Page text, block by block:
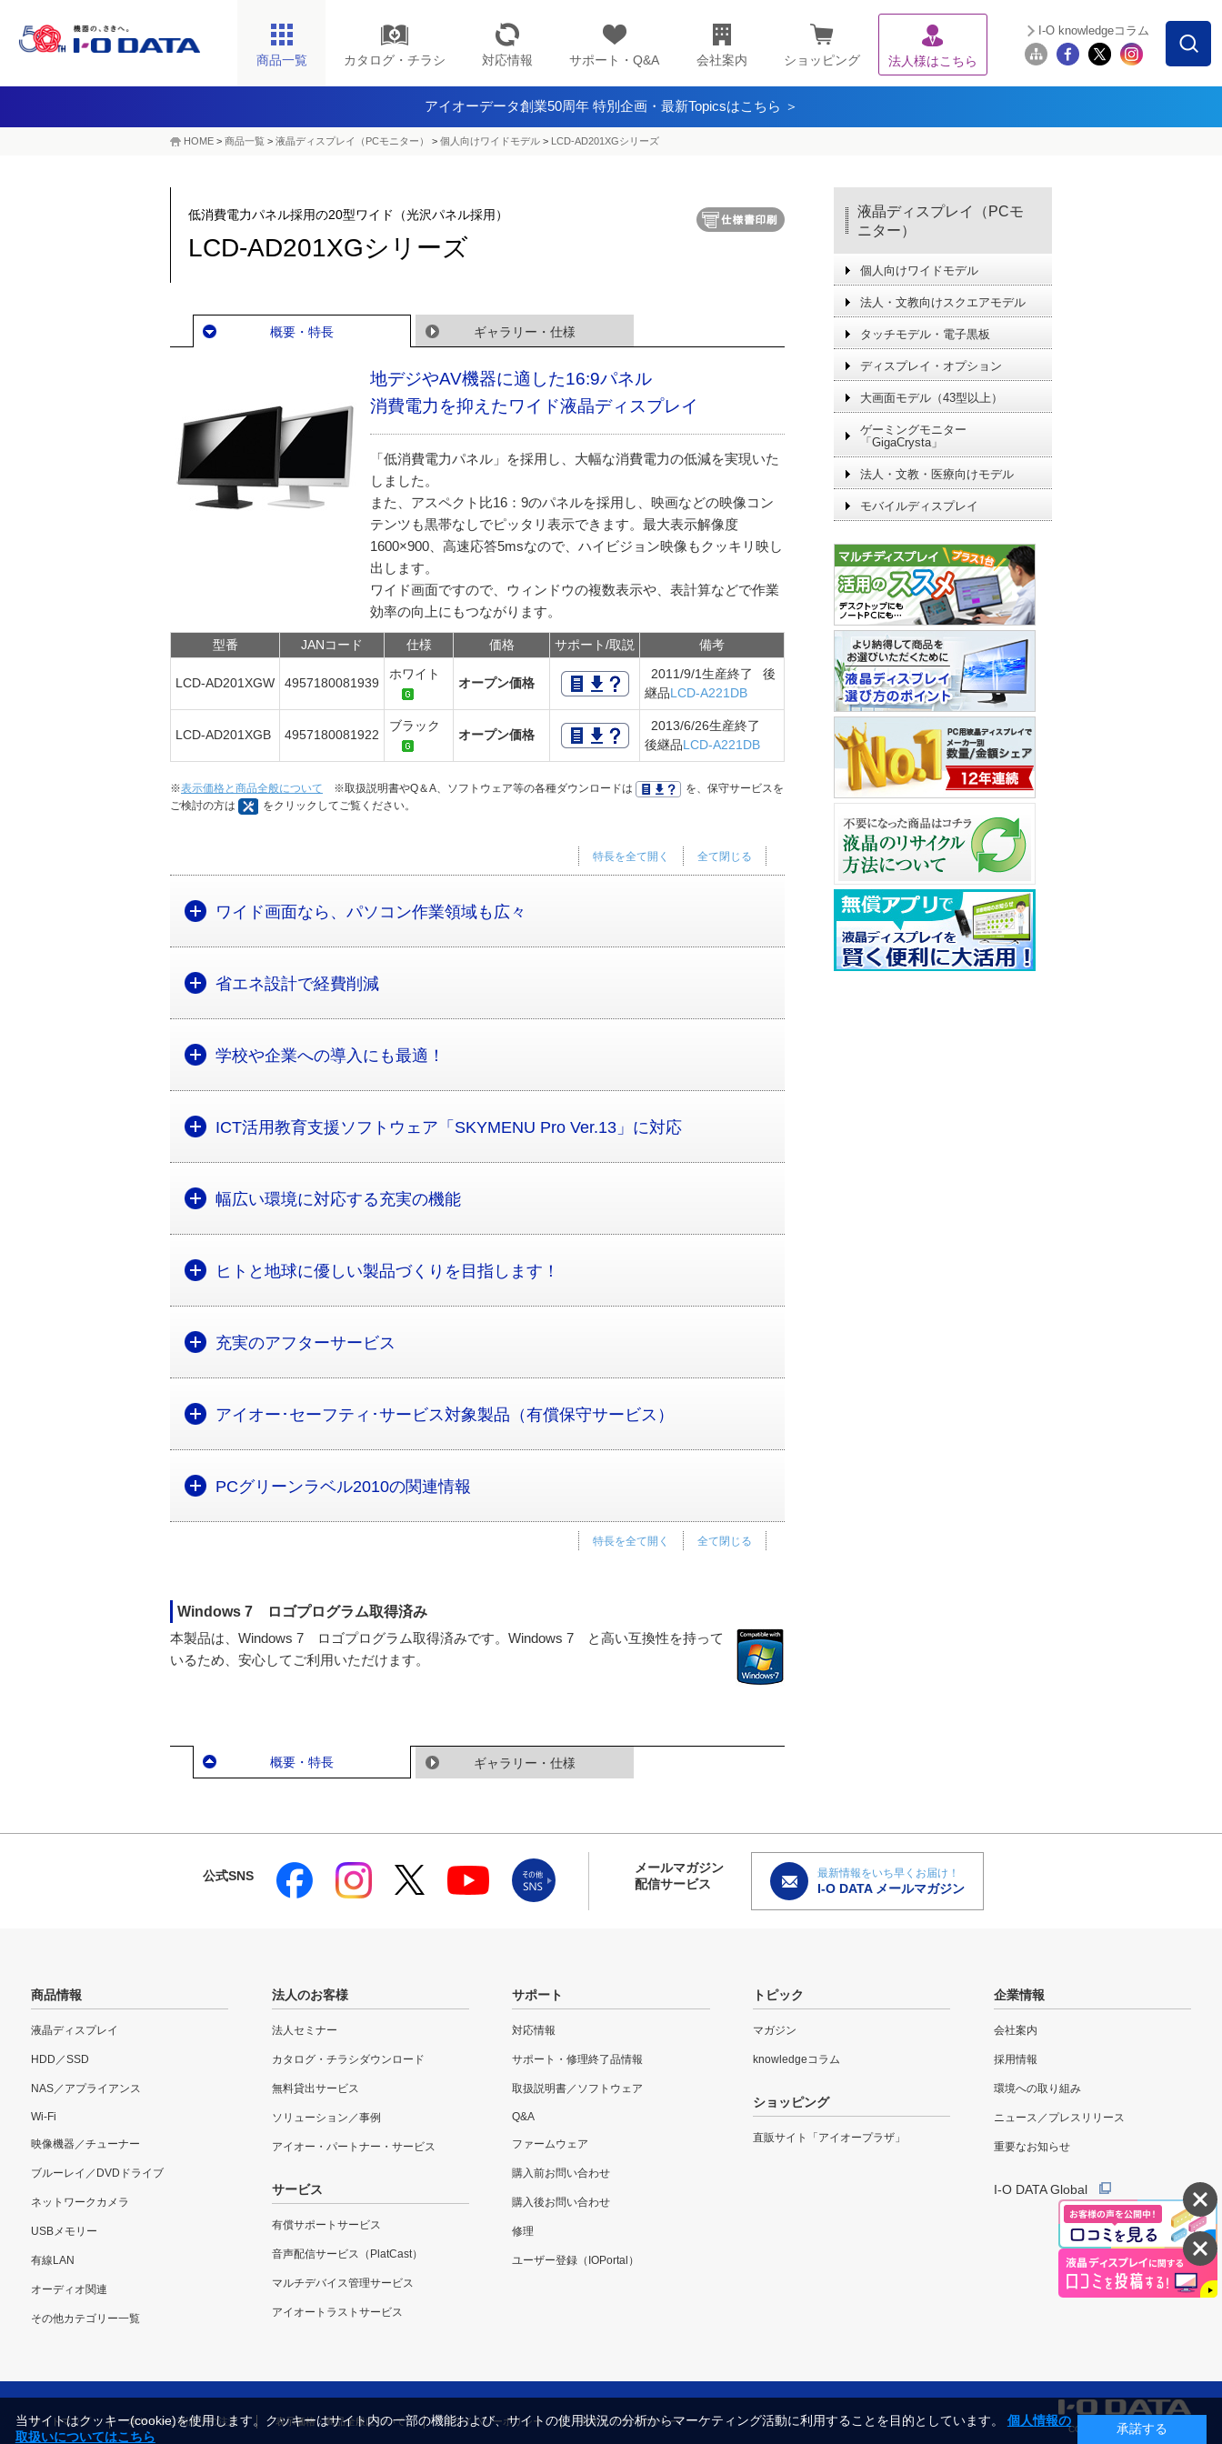
商品一覧 カタログ・チラシ 対応情報 サポート・Q&A 会社案内 ショッピング 法人様はこちら
I-O knowledgeコラム
アイオーデータ創業50周年 特別企画・最新Topicsはこちら ＞
HOME > 商品一覧 > 液晶ディスプレイ（PCモニター） > 個人向けワイドモデル > LCD-AD201XGシリーズ
低消費電力パネル採用の20型ワイド（光沢パネル採用）
LCD-AD201XGシリーズ
概要・特長 ギャラリー・仕様
地デジやAV機器に適した16:9パネル
消費電力を抑えたワイド液晶ディスプレイ
「低消費電力パネル」を採用し、大幅な消費電力の低減を実現いた
しました。
また、アスペクト比16：9のパネルを採用し、映画などの映像コン
テンツも黒帯なしでピッタリ表示できます。最大表示解像度
1600×900、高速応答5msなので、ハイビジョン映像もクッキリ映し
出します。
ワイド画面ですので、ウィンドウの複数表示や、表計算などで作業
効率の向上にもつながります。
型番 JANコード 仕様 価格 サポート/取説 備考
LCD-AD201XGW 4957180081939
ホワイト
オープン価格
2011/9/1生産終了 後
継品LCD-A221DB
LCD-AD201XGB 4957180081922
ブラック
オープン価格
2013/6/26生産終了
後継品LCD-A221DB
※表示価格と商品全般について ※取扱説明書やQ＆A、ソフトウェア等の各種ダウンロードは
を、保守サービスを
ご検討の方は
をクリックしてご覧ください。
全て閉じる
特長を全て開く
ワイド画面なら、パソコン作業領域も広々
省エネ設計で経費削減
学校や企業への導入にも最適！
ICT活用教育支援ソフトウェア「SKYMENU Pro Ver.13」に対応
幅広い環境に対応する充実の機能
ヒトと地球に優しい製品づくりを目指します！
充実のアフターサービス
アイオー･セーフティ･サービス対象製品（有償保守サービス）
PCグリーンラベル2010の関連情報
全て閉じる
特長を全て開く
Windows 7 ロゴプログラム取得済み
本製品は、Windows 7 ロゴプログラム取得済みです。Windows 7 と高い互換性を持って
いるため、安心してご利用いただけます。
概要・特長 ギャラリー・仕様
液晶ディスプレイ（PCモ
ニター）
個人向けワイドモデル
法人・文教向けスクエアモデル
タッチモデル・電子黒板
ディスプレイ・オプション
大画面モデル（43型以上）
ゲーミングモニター
「GigaCrysta」
法人・文教・医療向けモデル
モバイルディスプレイ
公式SNS
メールマガジン
配信サービス
最新情報をいち早くお届け！
I-O DATA メールマガジン
商品情報
液晶ディスプレイ
HDD／SSD
NAS／アプライアンス
Wi-Fi
映像機器／チューナー
ブルーレイ／DVDドライブ
ネットワークカメラ
USBメモリー
有線LAN
オーディオ関連
その他カテゴリー一覧
法人のお客様
法人セミナー
カタログ・チラシダウンロード
無料貸出サービス
ソリューション／事例
アイオー・パートナー・サービス
サービス
有償サポートサービス
音声配信サービス（PlatCast）
マルチデバイス管理サービス
アイオートラストサービス
サポート
対応情報
サポート・修理終了品情報
取扱説明書／ソフトウェア
Q&A
ファームウェア
購入前お問い合わせ
購入後お問い合わせ
修理
ユーザー登録（IOPortal）
トピック
マガジン
knowledgeコラム
ショッピング
直販サイト「アイオープラザ」
企業情報
会社案内
採用情報
環境への取り組み
ニュース／プレスリリース
重要なお知らせ
I-O DATA Global
サイトマップ 本サイトご利用上の注意 表示価格・商品全般について プライバシーポリシー セキュリティポリシー
COPYRIGHT©I-O DATA, INC.
当サイトはクッキー(cookie)を使用します。クッキーはサイト内の一部の機能および、サイトの使用状況の分析からマーケティング活動に利用することを目的としています。
個人情報の
取扱いについてはこちら
承諾する